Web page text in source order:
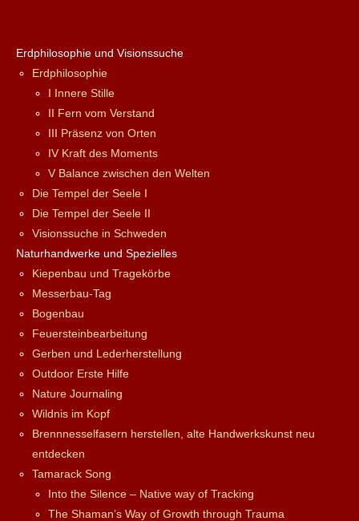
Erdphilosophie und Visionssuche
Erdphilosophie
I Innere Stille
II Fern vom Verstand
III Präsenz von Orten
IV Kraft des Moments
V Balance zwischen den Welten
Die Tempel der Seele I
Die Tempel der Seele II
Visionssuche in Schweden
Naturhandwerke und Spezielles
Kiepenbau und Tragekörbe
Messerbau-Tag
Bogenbau
Feuersteinbearbeitung
Gerben und Lederherstellung
Outdoor Erste Hilfe
Nature Journaling
Wildnis im Kopf
Brennnesselfasern herstellen, alte Handwerkskunst neu
entdecken
Tamarack Song
Into the Silence – Native way of Tracking
The Shaman’s Way of Growth through Trauma